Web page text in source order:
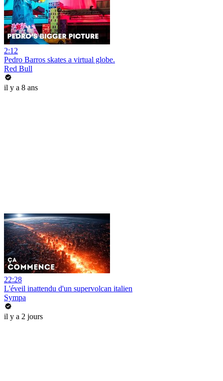
2:12
Pedro Barros skates a virtual globe.
Red Bull
il y a 8 ans
22:28
L'éveil inattendu d'un supervolcan italien
Sympa
il y a 2 jours